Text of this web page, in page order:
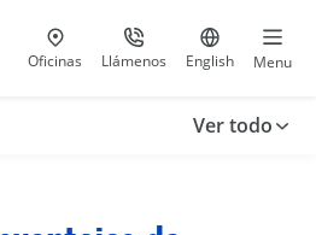
Visita nuestras
Oficinas Llámenos
al 800-441-5533
Ir al sitio
English Menu
Ver todo